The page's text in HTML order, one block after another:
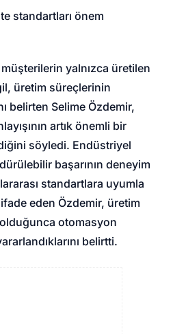
standartları önem
yalnızca üretilen
üretim süreçlerinin
belirten Selime Özdemir,
artık önemli bir
söyledi. Endüstriyel
başarının deneyim
standartlara uyumla
eden Özdemir, üretim
otomasyon
belirtti.